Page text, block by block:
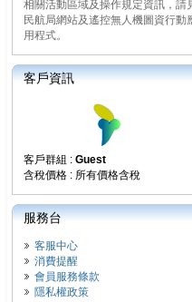
相關活動區域及操作規定資訊，請
民航局網站及遙控無人機圖資行動
用程式。
客戶資訊
客戶群組 : Guest
含稅價格 : 所有價格含稅
服務台
客服中心
消費提醒
會員服務條款
隱私權政策